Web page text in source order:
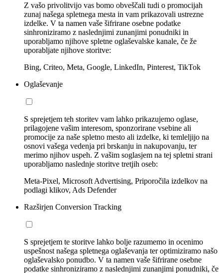
Z vašo privolitvijo vas bomo obveščali tudi o promocijah
zunaj našega spletnega mesta in vam prikazovali ustrezne
izdelke. V ta namen vaše šifrirane osebne podatke
sinhroniziramo z naslednjimi zunanjimi ponudniki in
uporabljamo njihove spletne oglaševalske kanale, če že
uporabljate njihove storitve:
Bing, Criteo, Meta, Google, LinkedIn, Pinterest, TikTok
Oglaševanje
S sprejetjem teh storitev vam lahko prikazujemo oglase,
prilagojene vašim interesom, sponzorirane vsebine ali
promocije za naše spletno mesto ali izdelke, ki temleljijo na
osnovi vašega vedenja pri brskanju in nakupovanju, ter
merimo njihov uspeh. Z vašim soglasjem na tej spletni strani
uporabljamo naslednje storitve tretjih oseb:
Meta-Pixel, Microsoft Advertising, Priporočila izdelkov na
podlagi klikov, Ads Defender
Razširjen Conversion Tracking
S sprejetjem te storitve lahko bolje razumemo in ocenimo
uspešnost našega spletnega oglaševanja ter optimiziramo našo
oglaševalsko ponudbo. V ta namen vaše šifrirane osebne
podatke sinhroniziramo z naslednjimi zunanjimi ponudniki, če